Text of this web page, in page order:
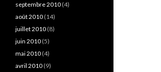
septembre 2010 (4)
août 2010 (14)
juillet 2010 (8)
juin 2010 (5)
mai 2010 (4)
avril 2010 (9)